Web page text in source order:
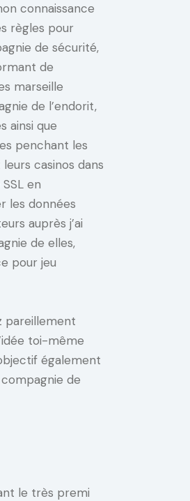
connaissance
règles pour
de sécurité,
de
marseille
de l’endorit,
ainsi que
penchant les
casinos dans
en
les données
auprès j’ai
de elles,
pour jeu
pareillement
toi-même
également
de
le très premi